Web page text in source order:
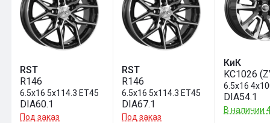
RST
R146
6.5x16 5x114.3 ET45
DIA60.1
Под заказ
RST
R146
6.5x16 5x114.3 ET45
DIA67.1
Под заказ
КиК
KC1026
6.5x16
DIA54.1
В наличии